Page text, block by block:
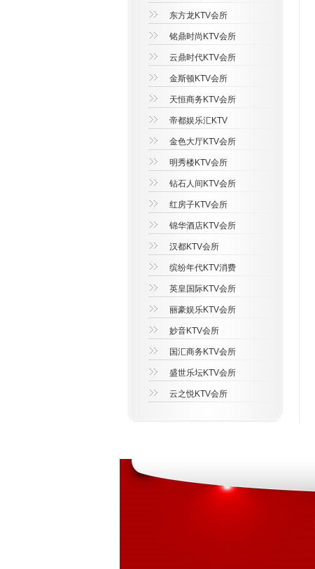
东方龙KTV会所
铭鼎时尚KTV会所
云鼎时代KTV会所
金斯顿KTV会所
天恒商务KTV会所
帝都娱乐汇KTV
金色大厅KTV会所
明秀楼KTV会所
钻石人间KTV会所
红房子KTV会所
锦华酒店KTV会所
汉都KTV会所
缤纷年代KTV消费
英皇国际KTV会所
丽豪娱乐KTV会所
妙音KTV会所
国汇商务KTV会所
盛世乐坛KTV会所
云之悦KTV会所